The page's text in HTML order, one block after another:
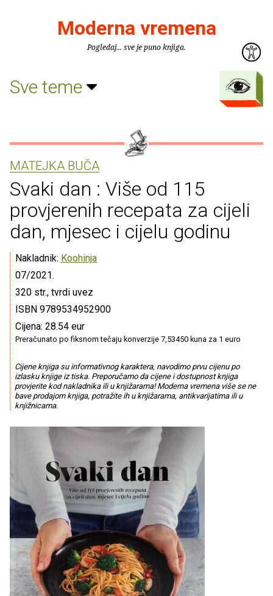
Moderna vremena
Pogledaj... sve je puno knjiga.
Sve teme
MATEJKA BUČA
Svaki dan : Više od 115
provjerenih recepata za cijeli
dan, mjesec i cijelu godinu
Nakladnik: Koohinja
07/2021.
320 str., tvrdi uvez
ISBN 9789534952900
Cijena: 28.54 eur
Preračunato po fiksnom tečaju konverzije 7,53450 kuna za 1 euro
Cijene knjiga su informativnog karaktera, navodimo prvu cijenu po
izlasku knjige iz tiska. Preporučamo da cijene i dostupnost knjiga
provjerite kod nakladnika ili u knjižarama! Moderna vremena više se ne
bave prodajom knjiga, potražite ih u knjižarama, antikvarijatima ili u
knjižnicama.